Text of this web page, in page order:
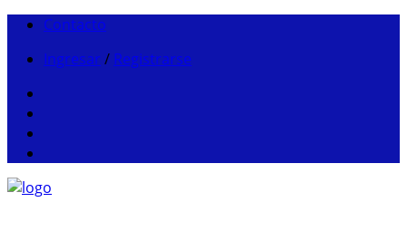
Contacto
Ingresar / Registrarse